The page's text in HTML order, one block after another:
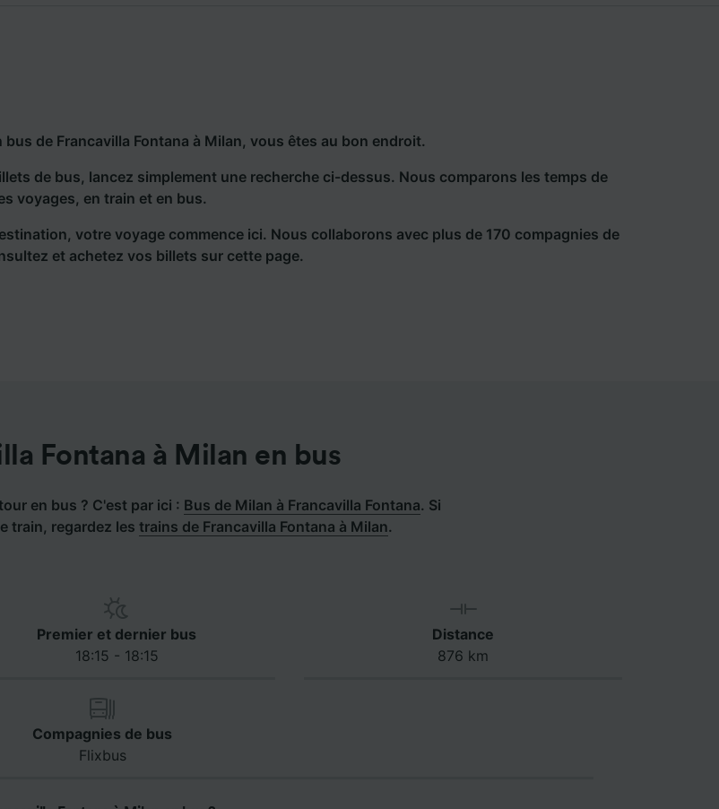
bus de Francavilla Fontana à Milan, vous êtes au bon endroit.
de bus, lancez simplement une recherche ci-dessus. Nous comparons les temps de
voyages, en train et en bus.
votre voyage commence ici. Nous collaborons avec plus de 170 compagnies de
et achetez vos billets sur cette page.
Fontana à Milan en bus
en bus ? C'est par ici : Bus de Milan à Francavilla Fontana. Si
train, regardez les trains de Francavilla Fontana à Milan.
Premier et dernier bus
18:15 - 18:15
Distance
876 km
Compagnies de bus
Flixbus